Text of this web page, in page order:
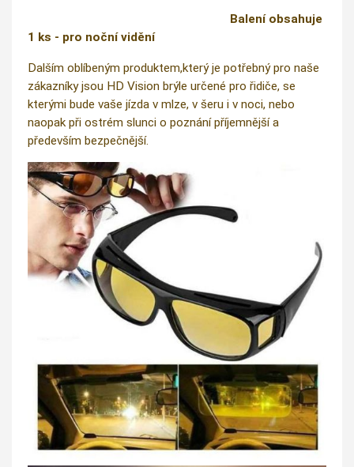
Balení obsahuje
1 ks - pro noční vidění
Dalším oblíbeným produktem,který je potřebný pro naše
zákazníky jsou HD Vision brýle určené pro řidiče, se
kterými bude vaše jízda v mlze, v šeru i v noci, nebo
naopak při ostrém slunci o poznání příjemnější a
především bezpečnější.